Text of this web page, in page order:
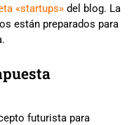
«startups» del blog. La
están preparados para
futurista para